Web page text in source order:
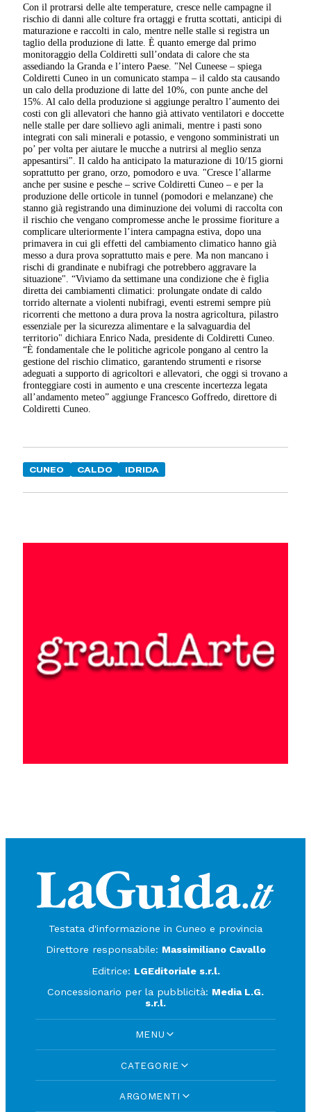
Con il protrarsi delle alte temperature, cresce nelle campagne il
rischio di danni alle colture fra ortaggi e frutta scottati, anticipi di
maturazione e raccolti in calo, mentre nelle stalle si registra un
taglio della produzione di latte. È quanto emerge dal primo
monitoraggio della Coldiretti sull’ondata di calore che sta
assediando la Granda e l’intero Paese. "Nel Cuneese – spiega
Coldiretti Cuneo in un comunicato stampa – il caldo sta causando
un calo della produzione di latte del 10%, con punte anche del
15%. Al calo della produzione si aggiunge peraltro l’aumento dei
costi con gli allevatori che hanno già attivato ventilatori e doccette
nelle stalle per dare sollievo agli animali, mentre i pasti sono
integrati con sali minerali e potassio, e vengono somministrati un
po’ per volta per aiutare le mucche a nutrirsi al meglio senza
appesantirsi". Il caldo ha anticipato la maturazione di 10/15 giorni
soprattutto per grano, orzo, pomodoro e uva. "Cresce l’allarme
anche per susine e pesche – scrive Coldiretti Cuneo – e per la
produzione delle orticole in tunnel (pomodori e melanzane) che
stanno già registrando una diminuzione dei volumi di raccolta con
il rischio che vengano compromesse anche le prossime fioriture a
complicare ulteriormente l’intera campagna estiva, dopo una
primavera in cui gli effetti del cambiamento climatico hanno già
messo a dura prova soprattutto mais e pere. Ma non mancano i
rischi di grandinate e nubifragi che potrebbero aggravare la
situazione". “Viviamo da settimane una condizione che è figlia
diretta dei cambiamenti climatici: prolungate ondate di caldo
torrido alternate a violenti nubifragi, eventi estremi sempre più
ricorrenti che mettono a dura prova la nostra agricoltura, pilastro
essenziale per la sicurezza alimentare e la salvaguardia del
territorio" dichiara Enrico Nada, presidente di Coldiretti Cuneo.
“È fondamentale che le politiche agricole pongano al centro la
gestione del rischio climatico, garantendo strumenti e risorse
adeguati a supporto di agricoltori e allevatori, che oggi si trovano a
fronteggiare costi in aumento e una crescente incertezza legata
all’andamento meteo” aggiunge Francesco Goffredo, direttore di
Coldiretti Cuneo.
CUNEO CALDO IDRIDA
Testata d'informazione in Cuneo e provincia
Direttore responsabile: Massimiliano Cavallo
Editrice: LGEditoriale s.r.l.
Concessionario per la pubblicità: Media L.G.
s.r.l.
MENU
CATEGORIE
ARGOMENTI